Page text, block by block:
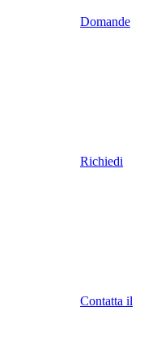
Domande
Richiedi
Contatta il